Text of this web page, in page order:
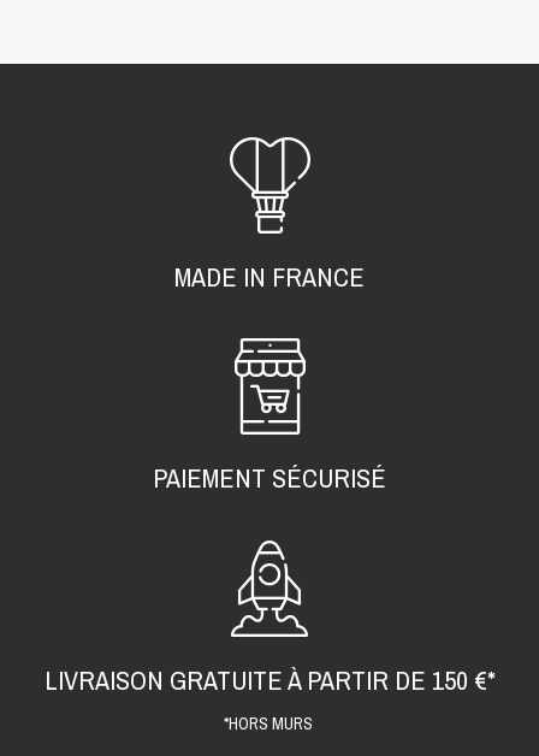
MADE IN FRANCE
PAIEMENT SÉCURISÉ
LIVRAISON GRATUITE À PARTIR DE 150 €*
*HORS MURS